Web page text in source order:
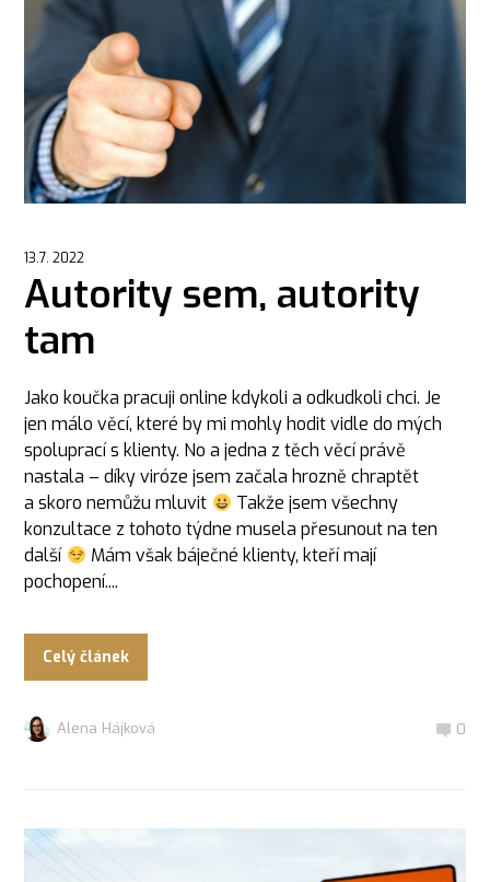
13.7. 2022
Autority sem, autority
tam
Jako koučka pracuji online kdykoli a odkudkoli chci. Je
jen málo věcí, které by mi mohly hodit vidle do mých
spoluprací s klienty. No a jedna z těch věcí právě
nastala – díky viróze jsem začala hrozně chraptět
a skoro nemůžu mluvit
Takže jsem všechny
konzultace z tohoto týdne musela přesunout na ten
další
Mám však báječné klienty, kteří mají
pochopení....
Celý článek
Alena Hájková 0